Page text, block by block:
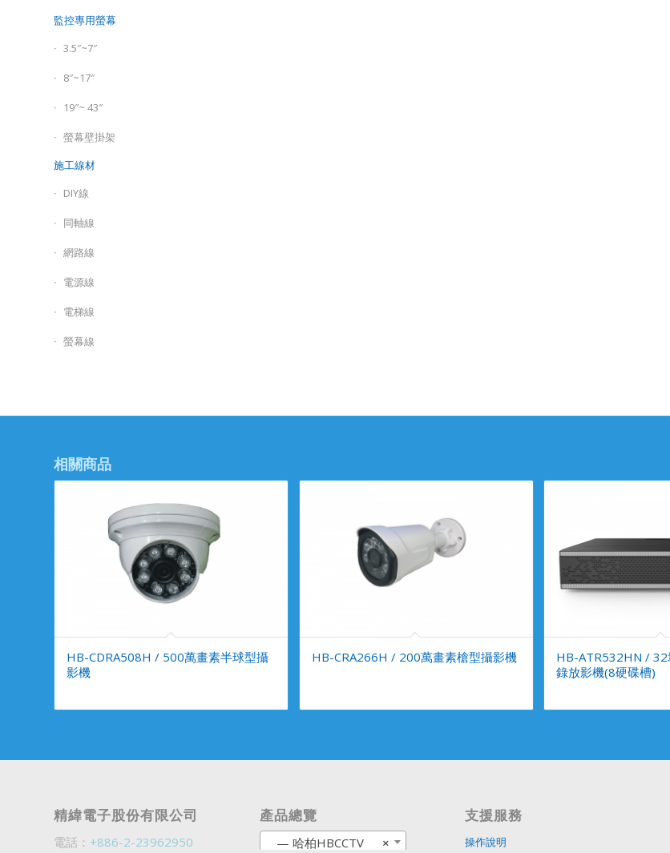
監控專用螢幕
3.5″~7″
8″~17″
19″~ 43″
螢幕壁掛架
施工線材
DIY線
同軸線
網路線
電源線
電梯線
螢幕線
相關商品
HB-CDRA508H / 500萬畫素半球型攝
影機
HB-CRA266H / 200萬畫素槍型攝影機
HB-ATR532HN / 32
錄放影機(8硬碟槽)
精緯電子股份有限公司
電話： +886-2-23962950
產品總覽
×
— 哈柏HBCCTV
支援服務
操作說明